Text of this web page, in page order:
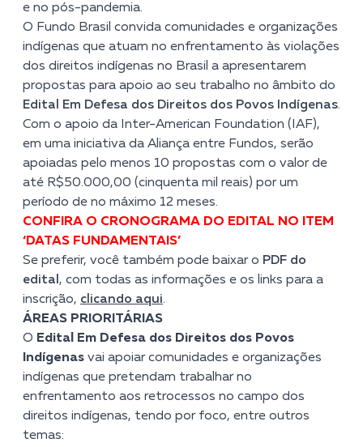
e no pós-pandemia.
O Fundo Brasil convida comunidades e organizações
indígenas que atuam no enfrentamento às violações
dos direitos indígenas no Brasil a apresentarem
propostas para apoio ao seu trabalho no âmbito do
Edital Em Defesa dos Direitos dos Povos Indígenas.
Com o apoio da Inter-American Foundation (IAF),
em uma iniciativa da Aliança entre Fundos, serão
apoiadas pelo menos 10 propostas com o valor de
até R$50.000,00 (cinquenta mil reais) por um
período de no máximo 12 meses.
CONFIRA O CRONOGRAMA DO EDITAL NO ITEM
‘DATAS FUNDAMENTAIS’
Se preferir, você também pode baixar o PDF do
edital , com todas as informações e os links para a
inscrição, clicando aqui.
ÁREAS PRIORITÁRIAS
O Edital Em Defesa dos Direitos dos Povos
Indígenas vai apoiar comunidades e organizações
indígenas que pretendam trabalhar no
enfrentamento aos retrocessos no campo dos
direitos indígenas, tendo por foco, entre outros
temas: